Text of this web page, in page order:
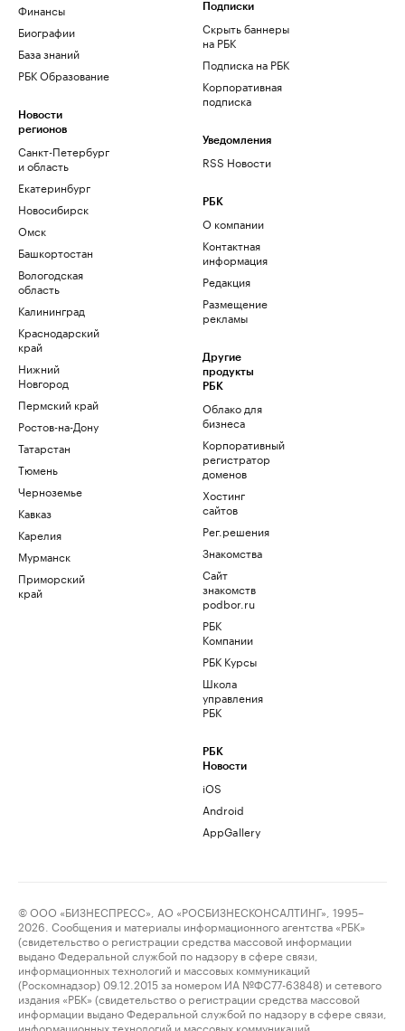
Финансы
Биографии
База знаний
РБК Образование
Новости
регионов
Санкт-Петербург
и область
Екатеринбург
Новосибирск
Омск
Башкортостан
Вологодская
область
Калининград
Краснодарский
край
Нижний
Новгород
Пермский край
Ростов-на-Дону
Татарстан
Тюмень
Черноземье
Кавказ
Карелия
Мурманск
Приморский
край
Подписки
Скрыть баннеры
на РБК
Подписка на РБК
Корпоративная
подписка
Уведомления
RSS Новости
РБК
О компании
Контактная
информация
Редакция
Размещение
рекламы
Другие
продукты
РБК
Облако для
бизнеса
Корпоративный
регистратор
доменов
Хостинг
сайтов
Рег.решения
Знакомства
Сайт
знакомств
podbor.ru
РБК
Компании
РБК Курсы
Школа
управления
РБК
РБК
Новости
iOS
Android
AppGallery
© ООО «БИЗНЕСПРЕСС», АО «РОСБИЗНЕСКОНСАЛТИНГ», 1995–
2026. Сообщения и материалы информационного агентства «РБК»
(свидетельство о регистрации средства массовой информации
выдано Федеральной службой по надзору в сфере связи,
информационных технологий и массовых коммуникаций
(Роскомнадзор) 09.12.2015 за номером ИА №ФС77-63848) и сетевого
издания «РБК» (свидетельство о регистрации средства массовой
информации выдано Федеральной службой по надзору в сфере связи,
информационных технологий и массовых коммуникаций